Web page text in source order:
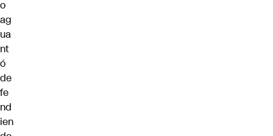
o
ag
ua
nt
ó
de
fe
nd
ien